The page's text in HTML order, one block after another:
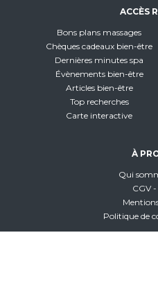
ACCÈS
Bons plans massages
Chèques cadeaux bien-être
Dernières minutes spa
Évènements bien-être
Articles bien-être
Top recherches
Carte interactive
À
Qui
CGV
Politique de